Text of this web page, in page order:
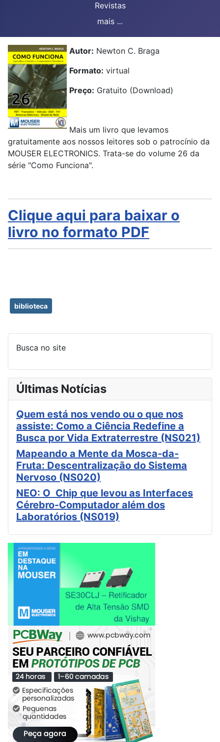
Revistas
mais ...
Autor: Newton C. Braga
Formato: virtual
Preço: Gratuito (Download)
Mais um livro que levamos
gratuitamente aos nossos leitores sob o patrocínio da
MOUSER ELECTRONICS. Trata-se do volume 26 da
série "Como Funciona".
Clique aqui para baixar o
livro no formato PDF
biblioteca
Busca no site
Últimas Notícias
Quem está nos vendo ou o que nos
assiste: Como a Ciência Redefine a
Busca por Vida Extraterrestre (NS021)
Mapeando a Mente da Mosca-da-
Fruta: Descentralização do Sistema
Nervoso (NS020)
NEO: O Chip que levou as Interfaces
Cérebro-Computador além dos
Laboratórios (NS019)